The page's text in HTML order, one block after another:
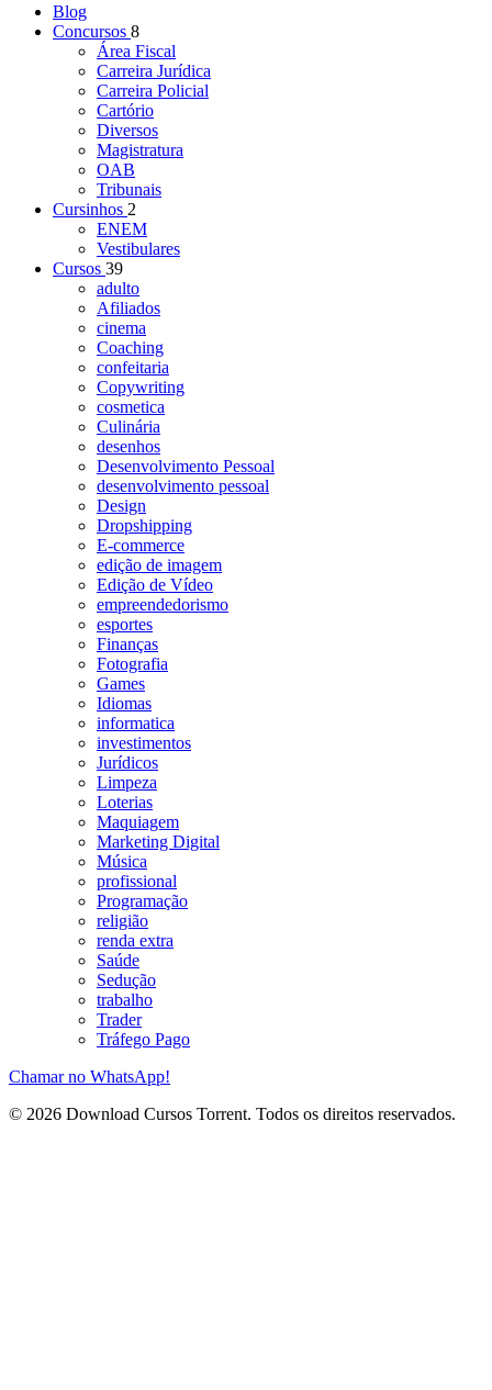
Blog
Concursos 8
Área Fiscal
Carreira Jurídica
Carreira Policial
Cartório
Diversos
Magistratura
OAB
Tribunais
Cursinhos 2
ENEM
Vestibulares
Cursos 39
adulto
Afiliados
cinema
Coaching
confeitaria
Copywriting
cosmetica
Culinária
desenhos
Desenvolvimento Pessoal
desenvolvimento pessoal
Design
Dropshipping
E-commerce
edição de imagem
Edição de Vídeo
empreendedorismo
esportes
Finanças
Fotografia
Games
Idiomas
informatica
investimentos
Jurídicos
Limpeza
Loterias
Maquiagem
Marketing Digital
Música
profissional
Programação
religião
renda extra
Saúde
Sedução
trabalho
Trader
Tráfego Pago
Chamar no WhatsApp!
© 2026 Download Cursos Torrent. Todos os direitos reservados.